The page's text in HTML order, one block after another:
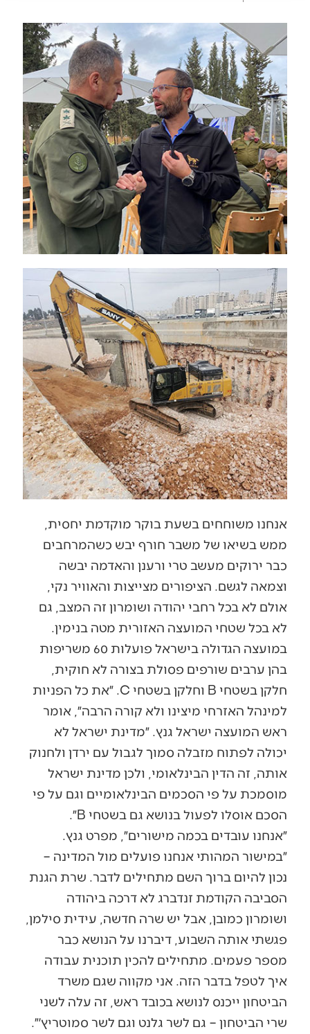
אנחנו משוחחים בשעת בוקר מוקדמת יחסית,
ממש בשיאו של משבר חורף יבש כשהמרחבים
כבר ירוקים מעשב טרי ורענן והאדמה יבשה
וצמאה לגשם. הציפורים מצייצות והאוויר נקי,
אולם לא בכל רחבי יהודה ושומרון זה המצב, גם
לא בכל שטחי המועצה האזורית מטה בנימין.
במועצה הגדולה בישראל פועלות 60 משריפות
בהן ערבים שורפים פסולת בצורה לא חוקית,
חלקן בשטחי B וחלקן בשטחי C. ״את כל הפניות
למינהל האזרחי מיצינו ולא קורה הרבה״, אומר
ראש המועצה ישראל גנץ. ״מדינת ישראל לא
יכולה לפתוח מזבלה סמוך לגבול עם ירדן ולחנוק
אותה, זה הדין הבינלאומי, ולכן מדינת ישראל
מוסמכת על פי הסכמים הבינלאומיים וגם על פי
הסכם אוסלו לפעול בנושא גם בשטחי B״.
״אנחנו עובדים בכמה מישורים״, מפרט גנץ.
״במישור המהותי אנחנו פועלים מול המדינה –
נכון להיום ברוך השם מתחילים לדבר. שרת הגנת
הסביבה הקודמת זנדברג לא דרכה ביהודה
ושומרון כמובן, אבל יש שרה חדשה, עידית סילמן,
פגשתי אותה השבוע, דיברנו על הנושא כבר
מספר פעמים. מתחילים להכין תוכנית עבודה
איך לטפל בדבר הזה. אני מקווה שגם משרד
הביטחון ייכנס לנושא בכובד ראש, זה עלה לשני
שרי הביטחון – גם לשר גלנט וגם לשר סמוטריץ׳״.